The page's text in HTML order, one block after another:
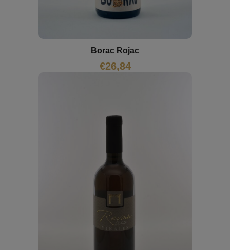
Borac Rojac
€26,84